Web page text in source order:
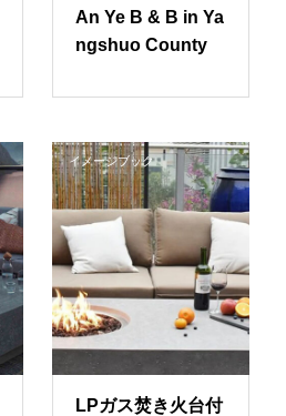
An Ye B & B in Ya
ngshuo County
イメージブック
LPガス焚き火台付